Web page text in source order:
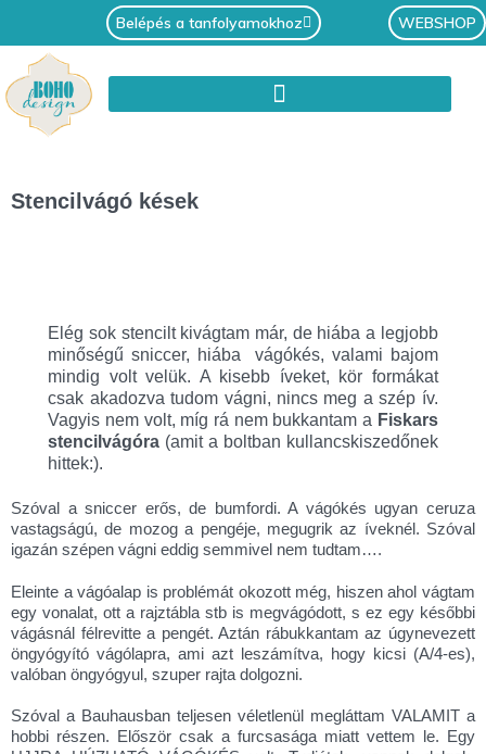
Belépés a tanfolyamokhoz WEBSHOP
Stencilvágó kések
Elég sok stencilt kivágtam már, de hiába a legjobb
minőségű sniccer, hiába vágókés, valami bajom
mindig volt velük. A kisebb íveket, kör formákat
csak akadozva tudom vágni, nincs meg a szép ív.
Vagyis nem volt, míg rá nem bukkantam a Fiskars
stencilvágóra (amit a boltban kullancskiszedőnek
hittek:).
Szóval a sniccer erős, de bumfordi. A vágókés ugyan ceruza
vastagságú, de mozog a pengéje, megugrik az íveknél. Szóval
igazán szépen vágni eddig semmivel nem tudtam….
Eleinte a vágóalap is problémát okozott még, hiszen ahol vágtam
egy vonalat, ott a rajztábla stb is megvágódott, s ez egy későbbi
vágásnál félrevitte a pengét. Aztán rábukkantam az úgynevezett
öngyógyító vágólapra, ami azt leszámítva, hogy kicsi (A/4-es),
valóban öngyógyul, szuper rajta dolgozni.
Szóval a Bauhausban teljesen véletlenül megláttam VALAMIT a
hobbi részen. Először csak a furcsasága miatt vettem le. Egy